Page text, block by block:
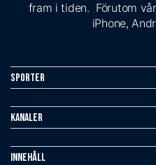
fram i tiden. Förutom
iPhone,
Sporter
Kanaler
Innehåll